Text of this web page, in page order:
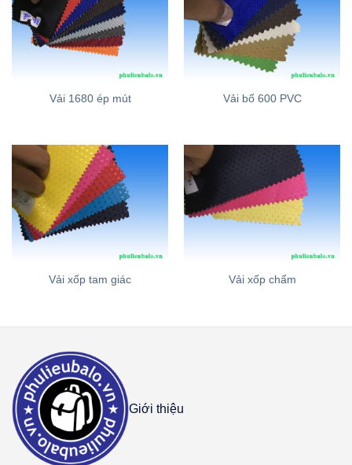
Vải 1680 ép mút Vải bố 600 PVC
Vải xốp tam giác Vải xốp chấm
Giới thiệu